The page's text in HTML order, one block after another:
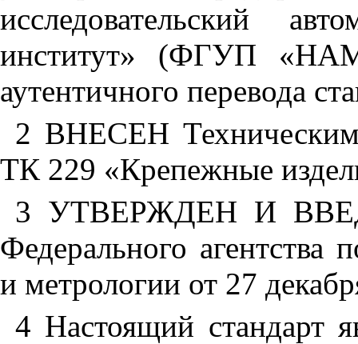
исследовательский
институт» (ФГУП
аутентичного перевода
2 ВНЕСЕН
ТК 229 «Крепежные
3 УТВЕРЖДЕН И
Федерального агентства
и метрологии от 27
4 Настоящий стандарт